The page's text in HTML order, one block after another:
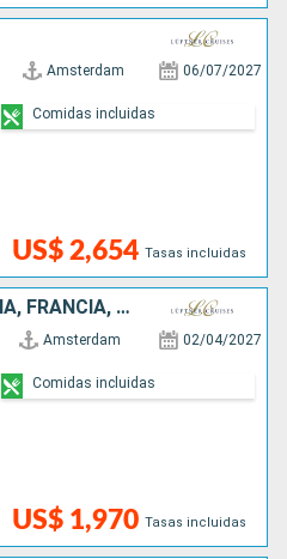
Amsterdam 06/07/2027
US$ 2,654 Tasas incluidas
Comidas incluidas
PAISES BAJOS, ALEMANIA, FRANCIA, SUIZA
Amsterdam 02/04/2027
US$ 1,970 Tasas incluidas
Comidas incluidas